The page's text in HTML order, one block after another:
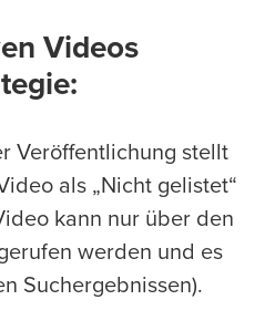
Videos
Veröffentlichung stellt
als „Nicht gelistet“
kann nur über den
werden und es
Suchergebnissen).